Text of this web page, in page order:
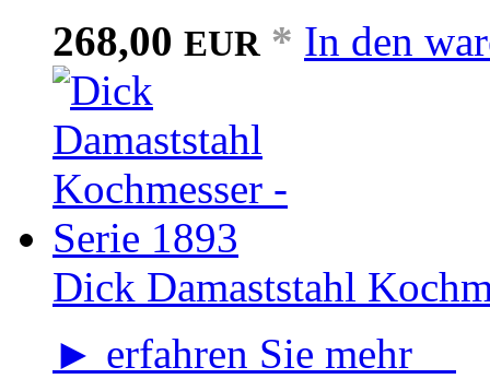
268,00 EUR * In den
Dick Damaststahl
► erfahren Sie mehr